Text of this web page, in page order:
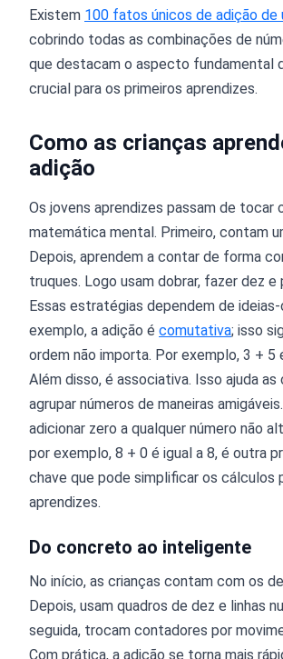
Existem 100 fatos únicos de adição de
cobrindo todas as combinações de
que destacam o aspecto fundamental
crucial para os primeiros aprendizes.
Como as crianças
adição
Os jovens aprendizes passam de tocar
matemática mental. Primeiro, contam
Depois, aprendem a contar de forma
truques. Logo usam dobrar, fazer dez e
Essas estratégias dependem de
exemplo, a adição é comutativa; isso
ordem não importa. Por exemplo, 3 + 5
Além disso, é associativa. Isso ajuda as
agrupar números de maneiras
adicionar zero a qualquer número não
por exemplo, 8 + 0 é igual a 8, é outra
chave que pode simplificar os cálculos
aprendizes.
Do concreto ao inteligente
No início, as crianças contam com os
Depois, usam quadros de dez e linhas
seguida, trocam contadores por
Com prática, a adição se torna mais